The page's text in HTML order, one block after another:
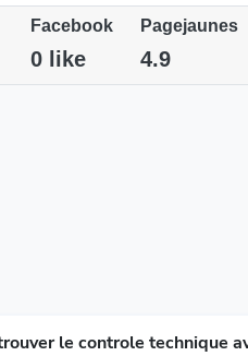
Facebook
0 like
Pagejaunes
4.9
le controle technique